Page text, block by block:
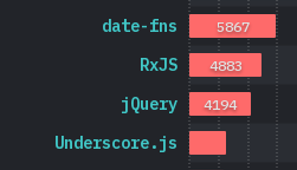
Underscore.js
jQuery
RxJS
date-fns
4194
4883
5867